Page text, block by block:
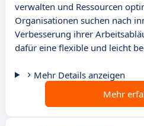
verwalten und Ressourcen
Organisationen suchen nach
Verbesserung ihrer
dafür eine flexible und leicht
Mehr Details anzeigen
Mehr